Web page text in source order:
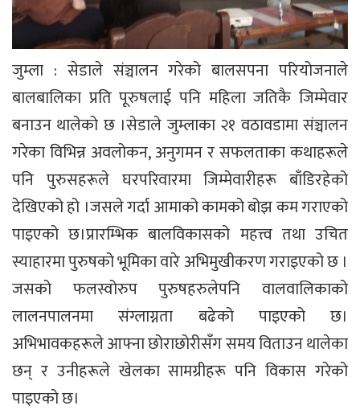
जुम्ला : सेडाले संञ्चालन गरेको बालसपना परियोजनाले
बालबालिका प्रति पूरुषलाई पनि महिला जतिकै जिम्मेवार
बनाउन थालेको छ ।सेडाले जुम्लाका २१ वठावडामा संञ्चालन
गरेका विभिन्न अवलोकन, अनुगमन र सफलताका कथाहरूले
पनि पुरुसहरूले घरपरिवारमा जिम्मेवारीहरू बाँडिरहेको
देखिएको हो ।जसले गर्दा आमाको कामको बोझ कम गराएको
पाइएको छ।प्रारम्भिक बालविकासको महत्त्व तथा उचित
स्याहारमा पुरुषको भूमिका वारे अभिमुखीकरण गराइएको छ ।
जसको फलस्वोरुप पुरुषहरुलेपनि वालवालिकाको
लालनपालनमा संग्लाग्नता बढेको पाइएको छ।
अभिभावकहरूले आफ्ना छोराछोरीसँग समय विताउन थालेका
छन् र उनीहरूले खेलका सामग्रीहरू पनि विकास गरेको
पाइएको छ।